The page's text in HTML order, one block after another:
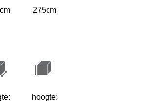
275cm
hoogte: